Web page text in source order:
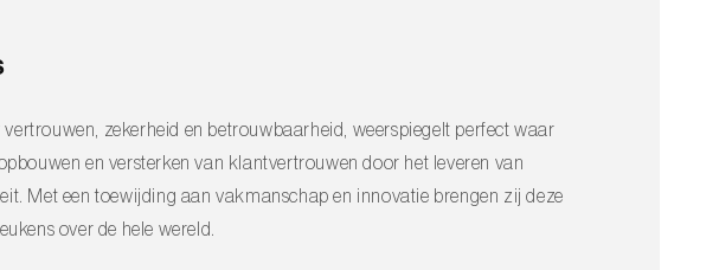
zekerheid en betrouwbaarheid, weerspiegelt perfect waar
en versterken van klantvertrouwen door het leveren van
Met een toewijding aan vakmanschap en innovatie brengen zij deze
over de hele wereld.